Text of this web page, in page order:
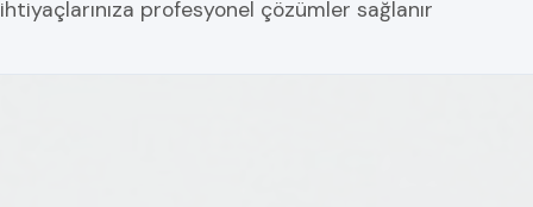
ihtiyaçlarınıza profesyonel çözümler sağlanır